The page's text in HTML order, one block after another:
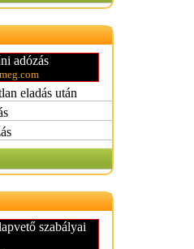
adózás
eladás után
szabályai